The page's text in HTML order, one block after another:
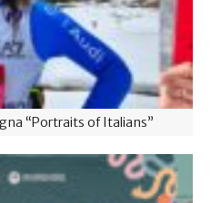
“Portraits of Italians”